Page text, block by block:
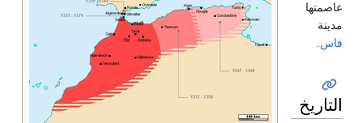
عاصمتها
مدينة
فاس
التاريخ